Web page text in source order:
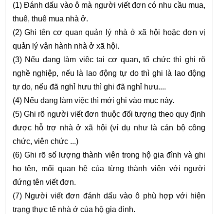
(1) Đánh dấu vào ô mà người viết đơn có nhu cầu mua,
thuê, thuê mua nhà ở.
(2) Ghi tên cơ quan quản lý nhà ở xã hội hoặc đơn vị
quản lý vận hành nhà ở xã hội.
(3) Nếu đang làm việc tại cơ quan, tổ chức thì ghi rõ
nghề nghiệp, nếu là lao động tự do thì ghi là lao động
tự do, nếu đã nghỉ hưu thì ghi đã nghỉ hưu....
(4) Nếu đang làm việc thì mới ghi vào mục này.
(5) Ghi rõ người viết đơn thuộc đối tượng theo quy định
được hỗ trợ nhà ở xã hội (ví dụ như là cán bộ công
chức, viên chức ...)
(6) Ghi rõ số lượng thành viên trong hộ gia đình và ghi
họ tên, mối quan hệ của từng thành viên với người
đứng tên viết đơn.
(7) Người viết đơn đánh dấu vào ô phù hợp với hiện
trạng thực tế nhà ở của hộ gia đình.